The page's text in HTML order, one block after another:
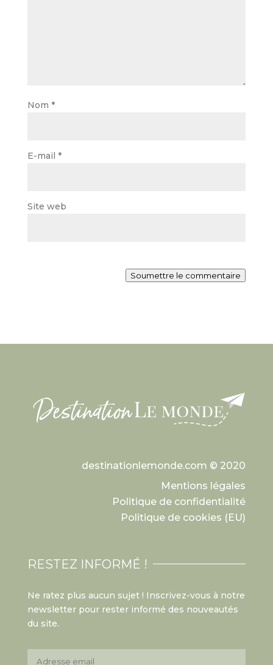
Nom *
E-mail *
Site web
Soumettre le commentaire
destinationlemonde.com © 2020
Mentions légales
Politique de confidentialité
Politique de cookies (EU)
RESTEZ INFORMÉ !
Ne ratez plus aucun sujet ! Inscrivez-vous à notre
newsletter pour rester informé des nouveautés
du site.